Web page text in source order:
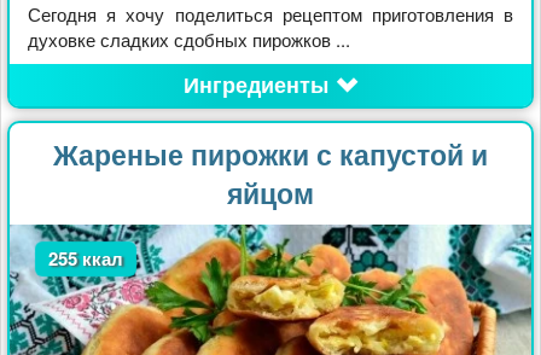
Сегодня я хочу поделиться рецептом приготовления в
духовке сладких сдобных пирожков ...
Ингредиенты
Жареные пирожки с капустой и
яйцом
255 ккал